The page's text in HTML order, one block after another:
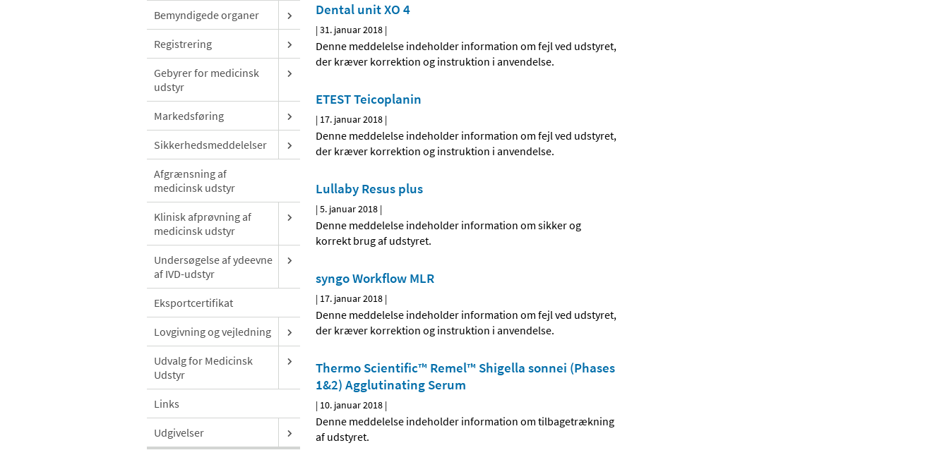
Bemyndigede organer
Registrering
Gebyrer for medicinsk
udstyr
Markedsføring
Sikkerhedsmeddelelser
Afgrænsning af
medicinsk udstyr
Klinisk afprøvning af
medicinsk udstyr
Undersøgelse af ydeevne
af IVD-udstyr
Eksportcertifikat
Lovgivning og vejledning
Udvalg for Medicinsk
Udstyr
Links
Udgivelser
Dental unit XO 4
|31. januar 2018 |
Denne meddelelse indeholder information om fejl ved udstyret,
der kræver korrektion og instruktion i anvendelse.
ETEST Teicoplanin
| 17. januar 2018 |
Denne meddelelse indeholder information om fejl ved udstyret,
der kræver korrektion og instruktion i anvendelse.
Lullaby Resus plus
|5. januar 2018 |
Denne meddelelse indeholder information om sikker og
korrekt brug af udstyret.
syngo Workflow MLR
| 17. januar 2018 |
Denne meddelelse indeholder information om fejl ved udstyret,
der kræver korrektion og instruktion i anvendelse.
Thermo Scientific™ Remel™ Shigella sonnei (Phases
1&2) Agglutinating Serum
| 10. januar 2018 |
Denne meddelelse indeholder information om tilbagetrækning
af udstyret.